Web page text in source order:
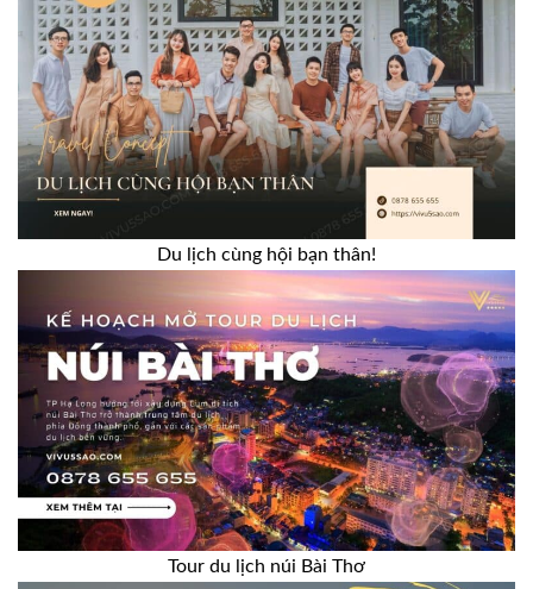
Du lịch cùng hội bạn thân!
Tour du lịch núi Bài Thơ